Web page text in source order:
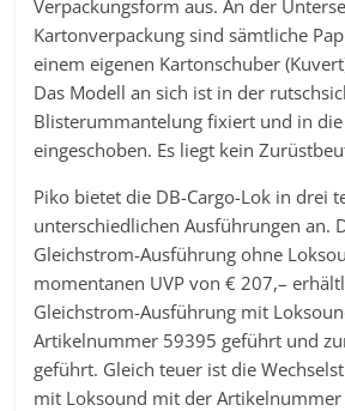
Verpackungsform aus. An der
Kartonverpackung sind sämtliche
einem eigenen Kartonschuber
Das Modell an sich ist in der
Blisterummantelung fixiert und in
eingeschoben. Es liegt kein
Piko bietet die DB-Cargo-Lok in drei
unterschiedlichen Ausführungen an.
Gleichstrom-Ausführung ohne
momentanen UVP von € 207,–
Gleichstrom-Ausführung mit
Artikelnummer 59395 geführt und
geführt. Gleich teuer ist die
mit Loksound mit der